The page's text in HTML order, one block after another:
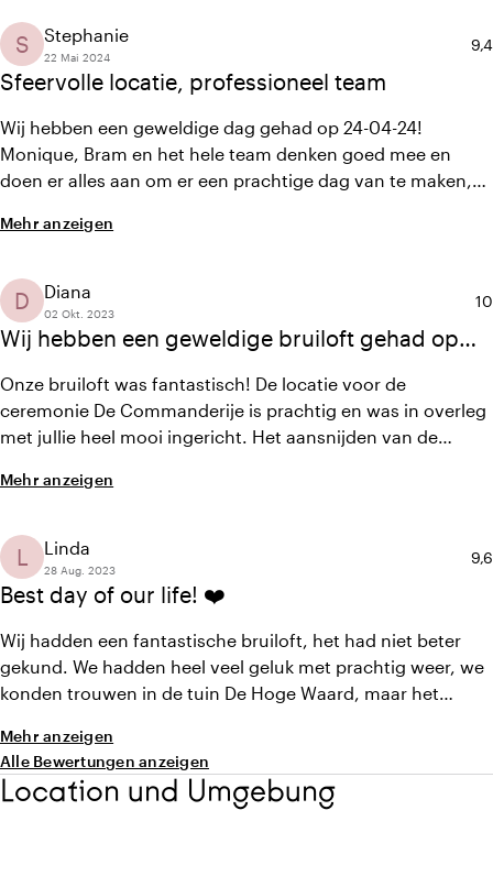
vragen en het was geregeld.
Sfeervolle locatie, professioneel team
S Stephanie
22 Mai 2024
9,4
Wij hebben een geweldige dag gehad op 24-04-24!
Monique, Bram en het hele team denken goed mee en
doen er alles aan om er een prachtige dag van te maken,
iedereen (incl. de bediening) erg professioneel, gastvrij en
trouwlocaties van harte aanbevelen!
Mehr anzeigen
Wij hebben een geweldige bruiloft gehad op
D Diana
02 Okt. 2023
10
Onze bruiloft was fantastisch! De locatie voor de
ceremonie De Commanderije is prachtig en was in overleg
met jullie heel mooi ingericht. Het aansnijden van de
voor alle gasten was heerlijk en iedereen vond het
en ook dat was perfect verzorgt. Kortom een geweldige
dag/avond!
Mehr anzeigen
Best day of our life! ❤️
L Linda
28 Aug. 2023
9,6
Wij hadden een fantastische bruiloft, het had niet beter
gekund. We hadden heel veel geluk met prachtig weer, we
konden trouwen in de tuin De Hoge Waard, maar het
wordt aan het toeval overgelaten Goede kwaliteit van het
eten, de hapjes en de wijnen. In de voorbereiding naar
onze bruiloft was de communicatie ook erg goed en was
Mehr anzeigen
Alle Bewertungen anzeigen
Location und Umgebung